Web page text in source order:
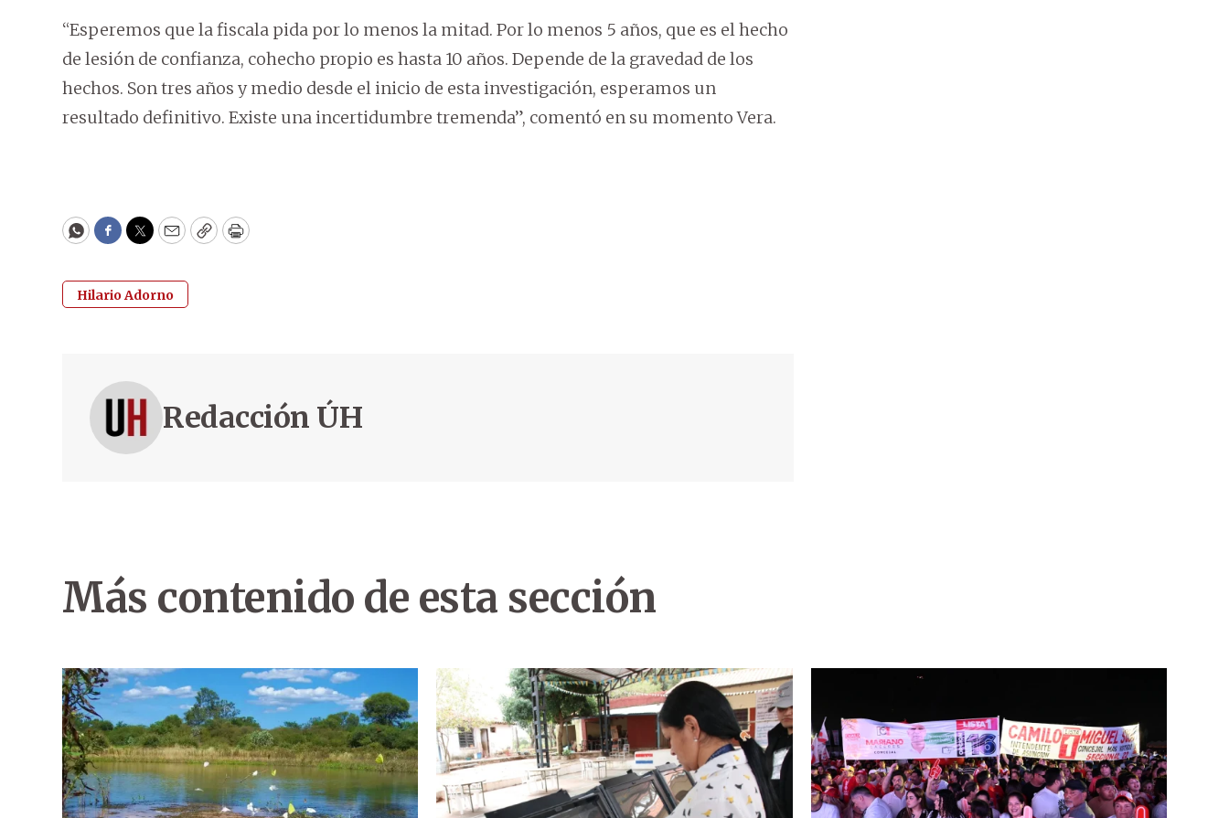
“Esperemos que la fiscala pida por lo menos la mitad. Por lo menos 5 años, que es el hecho
de lesión de confianza, cohecho propio es hasta 10 años. Depende de la gravedad de los
hechos. Son tres años y medio desde el inicio de esta investigación, esperamos un
resultado definitivo. Existe una incertidumbre tremenda”, comentó en su momento Vera.
WhatsApp
Facebook
Twitter
EmailCopyPrint
Hilario Adorno
Redacción ÚH
Más contenido de esta sección